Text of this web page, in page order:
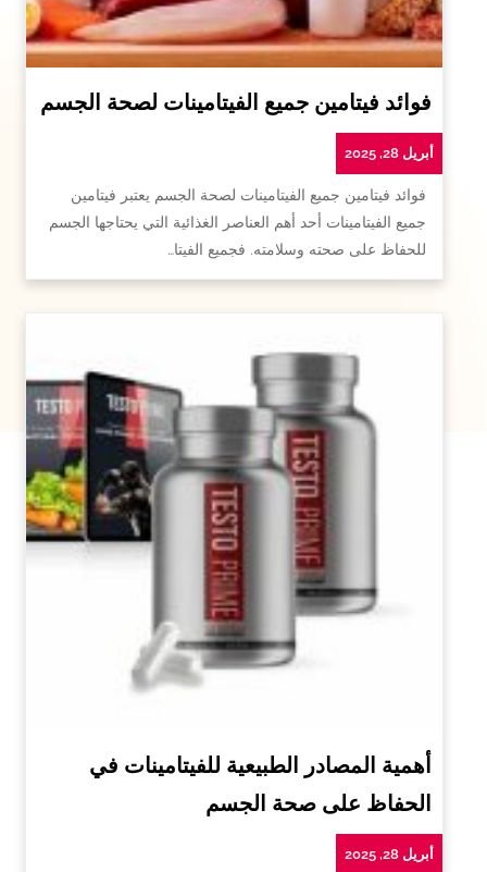
فوائد فيتامين جميع الفيتامينات لصحة الجسم
أبريل 28, 2025
فوائد فيتامين جميع الفيتامينات لصحة الجسم يعتبر فيتامين
جميع الفيتامينات أحد أهم العناصر الغذائية التي يحتاجها الجسم
للحفاظ على صحته وسلامته. فجميع الفيتا…
أهمية المصادر الطبيعية للفيتامينات في
الحفاظ على صحة الجسم
أبريل 28, 2025